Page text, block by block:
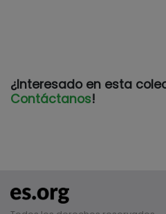
¿Interesado en esta
Contáctanos!